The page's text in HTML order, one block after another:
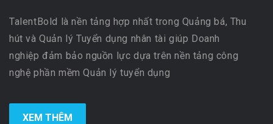
TalentBold là nền tảng hợp nhất trong Quảng bá, Thu
hút và Quản lý Tuyển dụng nhân tài giúp Doanh
nghiệp đảm bảo nguồn lực dựa trên nền tảng công
nghệ phần mềm Quản lý tuyển dụng
XEM THÊM